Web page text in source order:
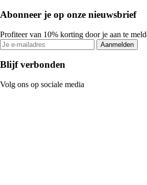
Abonneer je op onze nieuwsbrief
Profiteer van 10% korting door je aan te
Aanmelden
Blijf verbonden
Volg ons op sociale media